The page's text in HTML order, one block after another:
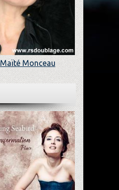
Maïté Monceau